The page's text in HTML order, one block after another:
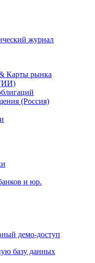
журнал
Карты рынка
(Россия)
и юр.
демо-доступ
базу данных